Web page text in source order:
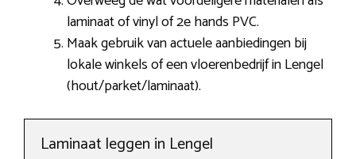
laminaat of vinyl of 2e hands PVC.
Maak gebruik van actuele aanbiedingen bij
lokale winkels of een vloerenbedrijf in Lengel
(hout/parket/laminaat).
Laminaat leggen in Lengel